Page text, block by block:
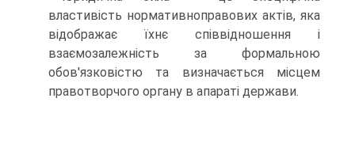
властивість нормативноправових актів, яка
відображає їхнє співвідношення і
взаємозалежність за формальною
обов'язковістю та визначається місцем
правотворчого органу в апараті держави.